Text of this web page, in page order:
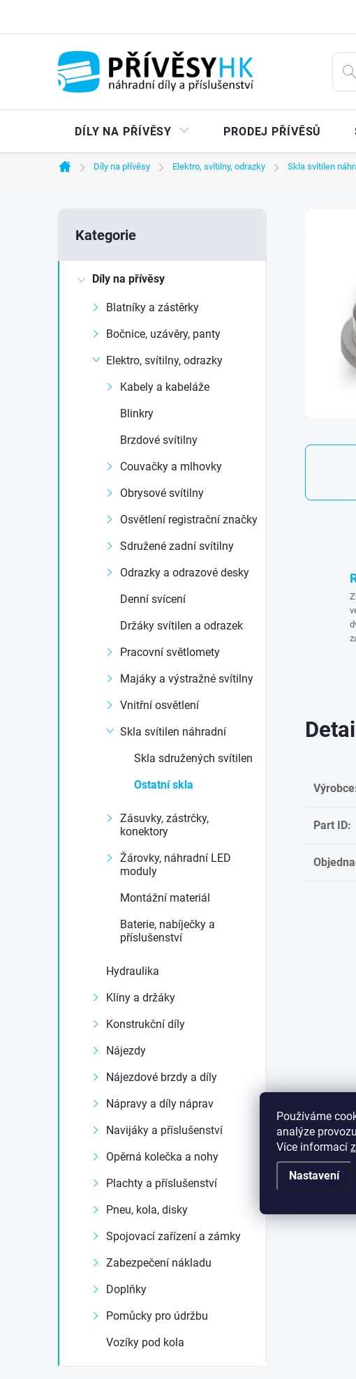
Používáme
analýze
Více informací
Nastavení
DÍLY NA PŘÍVĚSY PRODEJ PŘÍVĚSŮ
Domů
Díly na přívěsy Elektro, svítilny, odrazky Skla svítilen
o
kategorie
Kategorie
Díly na přívěsy
Blatníky a zástěrky
Bočnice, uzávěry, panty
Elektro, svítilny, odrazky
Kabely a kabeláže
Blinkry
Brzdové svítilny
Couvačky a mlhovky
Obrysové svítilny
Osvětlení registrační značky
Sdružené zadní svítilny
Odrazky a odrazové desky
Denní svícení
Držáky svítilen a odrazek
Pracovní světlomety
Majáky a výstražné svítilny
Vnitřní osvětlení
Skla svítilen náhradní
Skla sdružených svítilen
Ostatní skla
Zásuvky, zástrčky,
konektory
Žárovky, náhradní LED
moduly
Montážní materiál
Baterie, nabíječky a
příslušenství
Hydraulika
Klíny a držáky
Konstrukční díly
Nájezdy
Nájezdové brzdy a díly
Nápravy a díly náprav
Navijáky a příslušenství
Opěrná kolečka a nohy
Plachty a příslušenství
Pneu, kola, disky
Spojovací zařízení a zámky
Zabezpečení nákladu
Doplňky
Pomůcky pro údržbu
Vozíky pod kola
Part ID: